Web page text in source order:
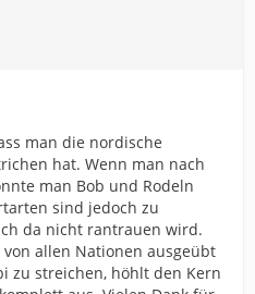
man die nordische
hat. Wenn man nach
man Bob und Rodeln
sind jedoch zu
da nicht rantrauen wird.
allen Nationen ausgeübt
zu streichen, höhlt den Kern